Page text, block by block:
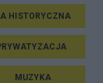
HISTORYCZNA
MUZYKA